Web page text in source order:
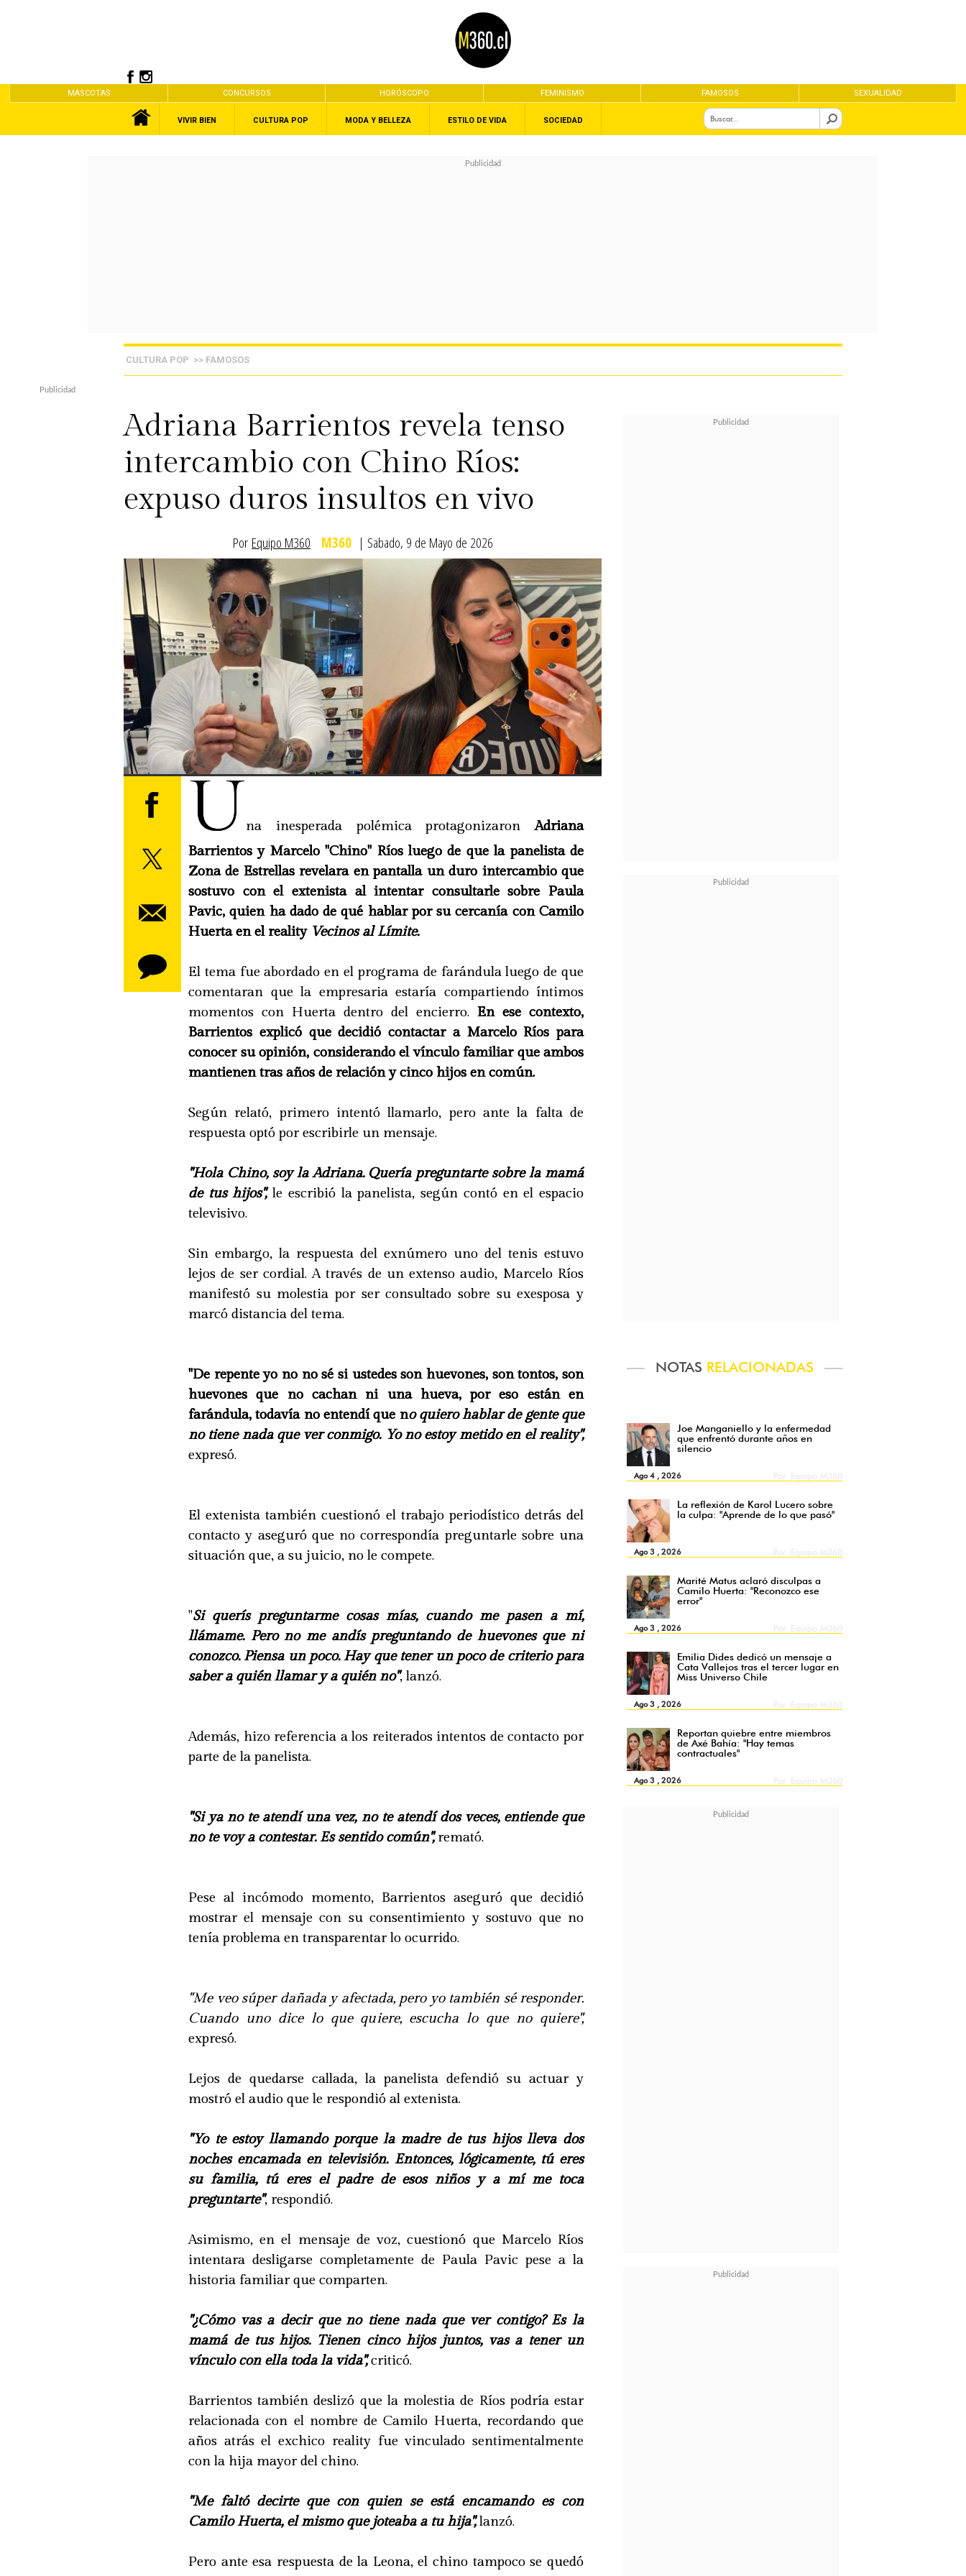
MASCOTAS CONCURSOS HORÓSCOPO FEMINISMO FAMOSOS SEXUALIDAD
VIVIR BIEN CULTURA POP MODA Y BELLEZA ESTILO DE VIDA SOCIEDAD
CULTURA POP >> FAMOSOS
Adriana Barrientos revela tenso
intercambio con Chino Ríos:
expuso duros insultos en vivo
Por Equipo M360 M360 | Sabado, 9 de Mayo de 2026
NOTAS RELACIONADAS
Joe Manganiello y la enfermedad
que enfrentó durante años en
silencio
Ago 4 , 2026
La reflexión de Karol Lucero sobre
la culpa: "Aprende de lo que pasó"
Ago 3 , 2026
Marité Matus aclaró disculpas a
Camilo Huerta: "Reconozco ese
error"
Ago 3 , 2026
Emilia Dides dedicó un mensaje a
Cata Vallejos tras el tercer lugar en
Miss Universo Chile
Ago 3 , 2026
Reportan quiebre entre miembros
de Axé Bahía: "Hay temas
contractuales"
Ago 3 , 2026
Una inesperada polémica protagonizaron Adriana
Barrientos y Marcelo "Chino" Ríos luego de que la panelista de
Zona de Estrellas revelara en pantalla un duro intercambio que
sostuvo con el extenista al intentar consultarle sobre Paula
Pavic, quien ha dado de qué hablar por su cercanía con Camilo
Huerta en el reality Vecinos al Límite.
El tema fue abordado en el programa de farándula luego de que
comentaran que la empresaria estaría compartiendo íntimos
momentos con Huerta dentro del encierro. En ese contexto,
Barrientos explicó que decidió contactar a Marcelo Ríos para
conocer su opinión, considerando el vínculo familiar que ambos
mantienen tras años de relación y cinco hijos en común.
Según relató, primero intentó llamarlo, pero ante la falta de
respuesta optó por escribirle un mensaje.
"Hola Chino, soy la Adriana. Quería preguntarte sobre la mamá
de tus hijos",le escribió la panelista, según contó en el espacio
televisivo.
Sin embargo, la respuesta del exnúmero uno del tenis estuvo
lejos de ser cordial. A través de un extenso audio, Marcelo Ríos
manifestó su molestia por ser consultado sobre su exesposa y
marcó distancia del tema.
"De repente yo no no sé si ustedes son huevones, son tontos, son
huevones que no cachan ni una hueva, por eso están en
farándula, todavía no entendí que no quiero hablar de gente que
no tiene nada que ver conmigo. Yo no estoy metido en el reality",
expresó.
El extenista también cuestionó el trabajo periodístico detrás del
contacto y aseguró que no correspondía preguntarle sobre una
situación que, a su juicio, no le compete.
"Si querís preguntarme cosas mías, cuando me pasen a mí,
llámame. Pero no me andís preguntando de huevones que ni
conozco. Piensa un poco. Hay que tener un poco de criterio para
saber a quién llamar y a quién no", lanzó.
Además, hizo referencia a los reiterados intentos de contacto por
parte de la panelista.
"Si ya no te atendí una vez, no te atendí dos veces, entiende que
no te voy a contestar. Es sentido común", remató.
Pese al incómodo momento, Barrientos aseguró que decidió
mostrar el mensaje con su consentimiento y sostuvo que no
tenía problema en transparentar lo ocurrido.
"Me veo súper dañada y afectada, pero yo también sé responder.
Cuando uno dice lo que quiere, escucha lo que no quiere",
expresó.
Lejos de quedarse callada, la panelista defendió su actuar y
mostró el audio que le respondió al extenista.
"Yo te estoy llamando porque la madre de tus hijos lleva dos
noches encamada en televisión. Entonces, lógicamente, tú eres
su familia, tú eres el padre de esos niños y a mí me toca
preguntarte", respondió.
Asimismo, en el mensaje de voz, cuestionó que Marcelo Ríos
intentara desligarse completamente de Paula Pavic pese a la
historia familiar que comparten.
"¿Cómo vas a decir que no tiene nada que ver contigo? Es la
mamá de tus hijos. Tienen cinco hijos juntos, vas a tener un
vínculo con ella toda la vida", criticó.
Barrientos también deslizó que la molestia de Ríos podría estar
relacionada con el nombre de Camilo Huerta, recordando que
años atrás el exchico reality fue vinculado sentimentalmente
con la hija mayor del chino.
"Me faltó decirte que con quien se está encamando es con
Camilo Huerta, el mismo que joteaba a tu hija", lanzó.
Pero ante esa respuesta de la Leona, el chino tampoco se quedó